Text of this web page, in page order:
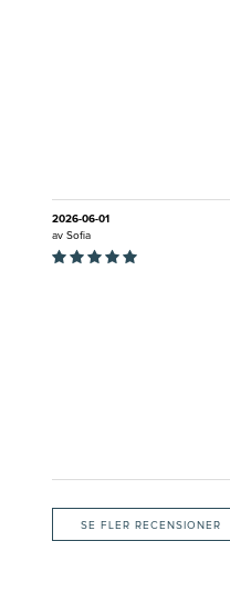
2026-06-01
av Sofia
SE FLER RECENSIONER